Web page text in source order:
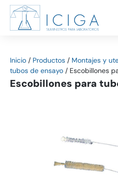
Inicio / Productos / Montajes y
tubos de ensayo / Escobillones
Escobillones para